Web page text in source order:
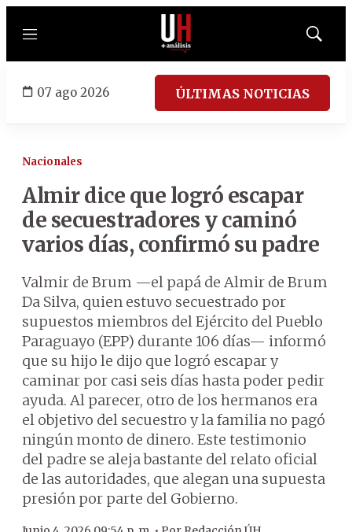
Menú
Mostrar
07 ago 2026 ÚLTIMAS NOTICIAS
Nacionales
Almir dice que logró escapar
de secuestradores y caminó
varios días, confirmó su padre
Valmir de Brum —el papá de Almir de Brum
Da Silva, quien estuvo secuestrado por
supuestos miembros del Ejército del Pueblo
Paraguayo (EPP) durante 106 días— informó
que su hijo le dijo que logró escapar y
caminar por casi seis días hasta poder pedir
ayuda. Al parecer, otro de los hermanos era
el objetivo del secuestro y la familia no pagó
ningún monto de dinero. Este testimonio
del padre se aleja bastante del relato oficial
de las autoridades, que alegan una supuesta
presión por parte del Gobierno.